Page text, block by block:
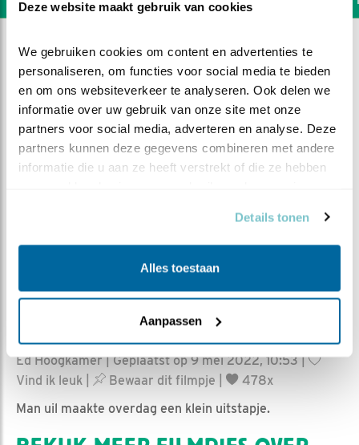
Deze website maakt gebruik van cookies
We gebruiken cookies om content en advertenties te
personaliseren, om functies voor social media te bieden
en om ons websiteverkeer te analyseren. Ook delen we
informatie over uw gebruik van onze site met onze
partners voor social media, adverteren en analyse. Deze
partners kunnen deze gegevens combineren met andere
informatie die u aan ze heeft verstrekt of die ze hebben
Details tonen
Alles toestaan
Aanpassen
DEEL DIT FILMPJE
Een klein uitstapje
Ed Hoogkamer | Geplaatst op 9 mei 2022, 10:53 |
Vind ik leuk
Bewaar dit filmpje
478x
Man uil maakte overdag een klein uitstapje.